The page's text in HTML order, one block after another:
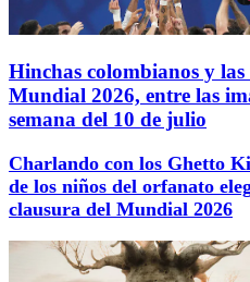
Hinchas colombianos y
Mundial 2026, entre las
semana del 10 de julio
Charlando con los Ghetto
de los niños del orfanato
clausura del Mundial 2026